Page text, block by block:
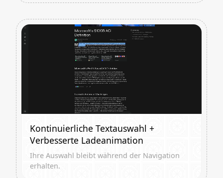
Kontinuierliche Textauswahl +
Verbesserte Ladeanimation
Ihre Auswahl bleibt während der Navigation
erhalten.